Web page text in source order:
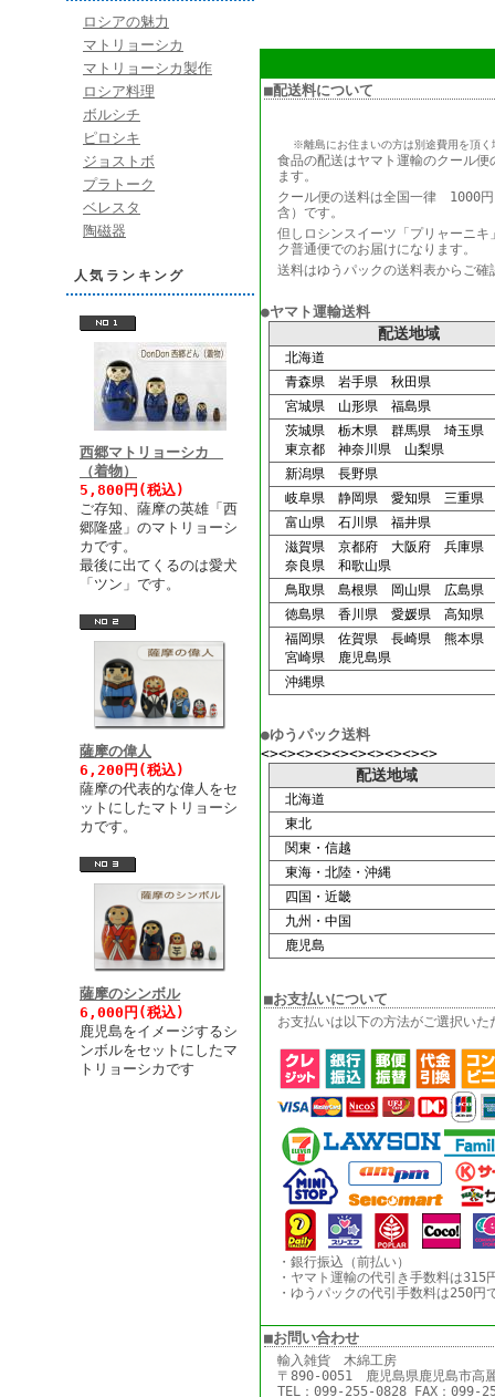
ロシアの魅力
マトリョーシカ
マトリョーシカ製作
ロシア料理
ボルシチ
ピロシキ
ジョストボ
プラトーク
ベレスタ
陶磁器
人気ランキング
西郷マトリョーシカ
（着物）
5,800円(税込)
ご存知、薩摩の英雄「西
郷隆盛」のマトリョーシ
カです。
最後に出てくるのは愛犬
「ツン」です。
薩摩の偉人
6,200円(税込)
薩摩の代表的な偉人をセ
ットにしたマトリョーシ
カです。
薩摩のシンボル
6,000円(税込)
鹿児島をイメージするシ
ンボルをセットにしたマ
トリョーシカです
■配送料について
※離島にお住まいの方は別途費用を頂く
食品の配送はヤマト運輸のクール便
ます。
クール便の送料は全国一律 1000
含）です。
但しロシンスイーツ「プリャーニ
ク普通便でのお届けになります。
送料はゆうパックの送料表からご確
●ヤマト運輸送料
配送地域
北海道
青森県 岩手県 秋田県
宮城県 山形県 福島県
茨城県 栃木県 群馬県 埼玉県
東京都 神奈川県 山梨県
新潟県 長野県
岐阜県 静岡県 愛知県 三重県
富山県 石川県 福井県
滋賀県 京都府 大阪府 兵庫県
奈良県 和歌山県
鳥取県 島根県 岡山県 広島県
徳島県 香川県 愛媛県 高知県
福岡県 佐賀県 長崎県 熊本県
宮崎県 鹿児島県
沖縄県
●ゆうパック送料
<><><><><><><><><><>
配送地域
北海道
東北
関東・信越
東海・北陸・沖縄
四国・近畿
九州・中国
鹿児島
■お支払いについて
お支払いは以下の方法がご選択いた
・銀行振込（前払い）
・ヤマト運輸の代引き手数料は315
・ゆうパックの代引手数料は250円
■お問い合わせ
輸入雑貨 木綿工房
〒890-0051 鹿児島県鹿児島市高
TEL：099-255-0828 FAX：099-